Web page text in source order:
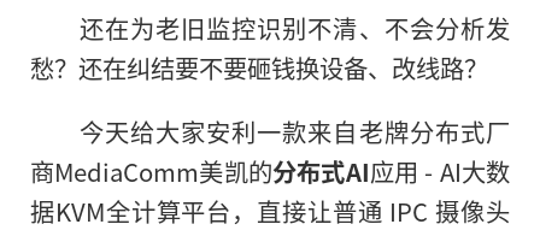
还在为老旧监控识别不清、不会分析发
愁？还在纠结要不要砸钱换设备、改线路？
今天给大家安利一款来自老牌分布式厂
商MediaComm美凯的分布式AI应用 - AI大数
据KVM全计算平台，直接让普通 IPC 摄像头